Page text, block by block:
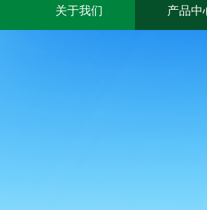
关于我们 产品中